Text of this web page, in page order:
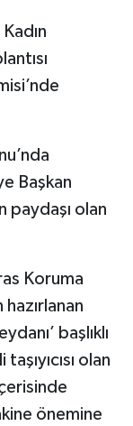
Başkan
paydaşı olan
Koruma
başlıklı
olan
önemine